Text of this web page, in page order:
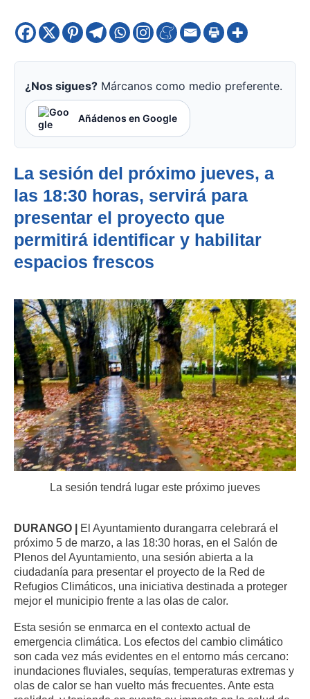
¿Nos sigues? Márcanos como medio preferente.
Añádenos en Google
La sesión del próximo jueves, a
las 18:30 horas, servirá para
presentar el proyecto que
permitirá identificar y habilitar
espacios frescos
La sesión tendrá lugar este próximo jueves
DURANGO |
El Ayuntamiento durangarra celebrará el
próximo 5 de marzo, a las 18:30 horas, en el Salón de
Plenos del Ayuntamiento, una sesión abierta a la
ciudadanía para presentar el proyecto de la Red de
Refugios Climáticos, una iniciativa destinada a proteger
mejor el municipio frente a las olas de calor.
Esta sesión se enmarca en el contexto actual de
emergencia climática. Los efectos del cambio climático
son cada vez más evidentes en el entorno más cercano:
inundaciones fluviales, sequías, temperaturas extremas y
olas de calor se han vuelto más frecuentes. Ante esta